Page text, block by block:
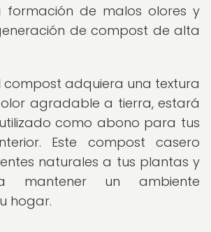
de malos olores y
de compost de alta
compost adquiera una textura
agradable a tierra, estará
como abono para tus
Este compost casero
naturales a tus plantas y
mantener un ambiente
hogar.